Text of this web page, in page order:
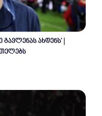
ახდენს' |